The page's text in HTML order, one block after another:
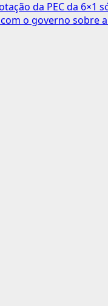
da PEC da 6×1
o governo sobre a